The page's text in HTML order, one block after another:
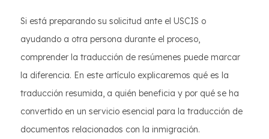
Si está preparando su solicitud ante el USCIS o
ayudando a otra persona durante el proceso,
comprender la traducción de resúmenes puede marcar
la diferencia. En este artículo explicaremos qué es la
traducción resumida, a quién beneficia y por qué se ha
convertido en un servicio esencial para la traducción de
documentos relacionados con la inmigración.